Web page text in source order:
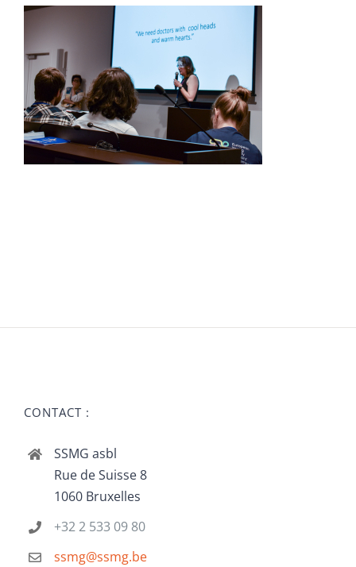
CONTACT :
SSMG asbl
Rue de Suisse 8
1060 Bruxelles
+32 2 533 09 80
ssmg@ssmg.be